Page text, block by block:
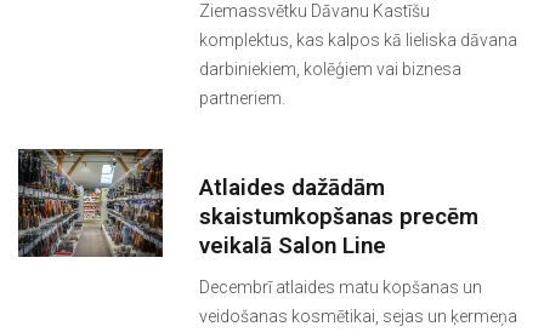
Ziemassvētku Dāvanu Kastīšu
komplektus, kas kalpos kā lieliska dāvana
darbiniekiem, kolēģiem vai biznesa
partneriem.
Atlaides dažādām
skaistumkopšanas precēm
veikalā Salon Line
Decembrī atlaides matu kopšanas un
veidošanas kosmētikai, sejas un ķermeņa